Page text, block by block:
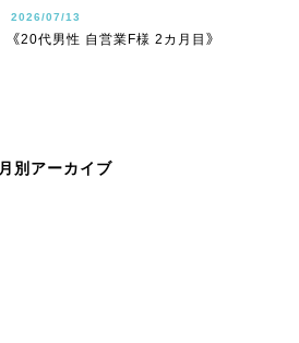
2026/07/13
《20代男性 自営業F様 2カ月目》
月別アーカイブ